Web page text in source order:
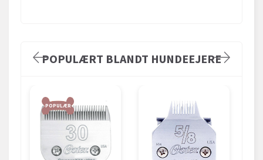
POPULÆRT BLANDT HUNDEEJERE
POPULÆR